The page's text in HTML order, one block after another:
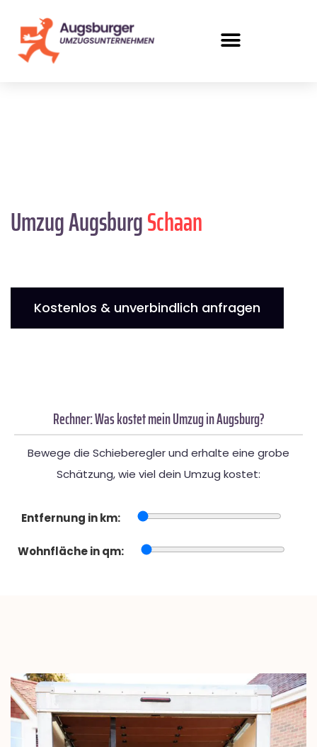
Umzug AugsburgSchaan
Kostenlos & unverbindlich anfragen
Rechner: Was kostet mein Umzug in Augsburg?
Bewege die Schieberegler und erhalte eine grobe
Schätzung, wie viel dein Umzug kostet:
Entfernung in km:
Wohnfläche in qm: